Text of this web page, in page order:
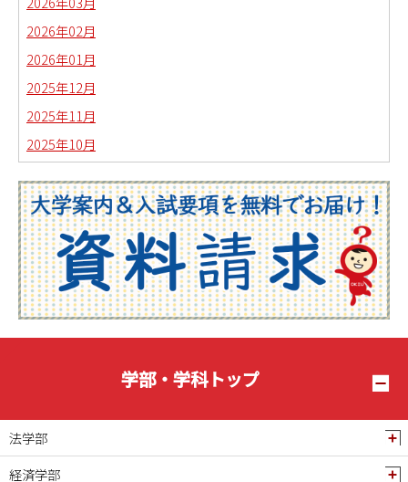
2026年02月
2026年01月
2025年12月
2025年11月
2025年10月
2025年08月
2025年07月
2025年06月
2025年05月
2025年04月
2025年03月
2024年12月
2024年11月
学部・学科トップ
法学部
経済学部